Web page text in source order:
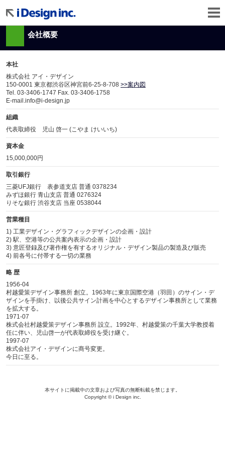
ン
会社概要
本社
株式会社 アイ・デザイン
150-0001 東京都渋谷区神宮前6-25-8-708 >>案内図
Tel. 03-3406-1747 Fax. 03-3406-1758
E-mail.info@i-design.jp
組織
代表取締役 児山 啓一 (こやま けいいち)
資本金
15,000,000円
取引銀行
三菱UFJ銀行 表参道支店 普通 0378234
みずほ銀行 青山支店 普通 0276324
りそな銀行 渋谷支店 当座 0538044
営業種目
1) 工業デザイン・グラフィックデザインの企画・設計
2) 駅、空港等の公共案内表示の企画・設計
3) 意匠登録及び著作権を有するオリジナル・デザイン製品の製造及び販売
4) 前各号に付帯する一切の業務
略 歴
1956-04
村越愛策デザイン事務所 創立。1963年に東京国際空港（羽田）のサイン・デ
ザインを手掛け、以後公共サイン計画を中心とするデザイン事務所として業務
を拡大する。
1971-07
株式会社村越愛策デザイン事務所 設立。1992年、村越愛策の千葉大学教授着
任に伴い、児山啓一が代表取締役を受け継ぐ。
1997-07
株式会社アイ・デザインに商号変更。
今日に至る。
本サイトに掲載中の文章および写真の無断転載を禁じます。
Copyright © i Design inc.